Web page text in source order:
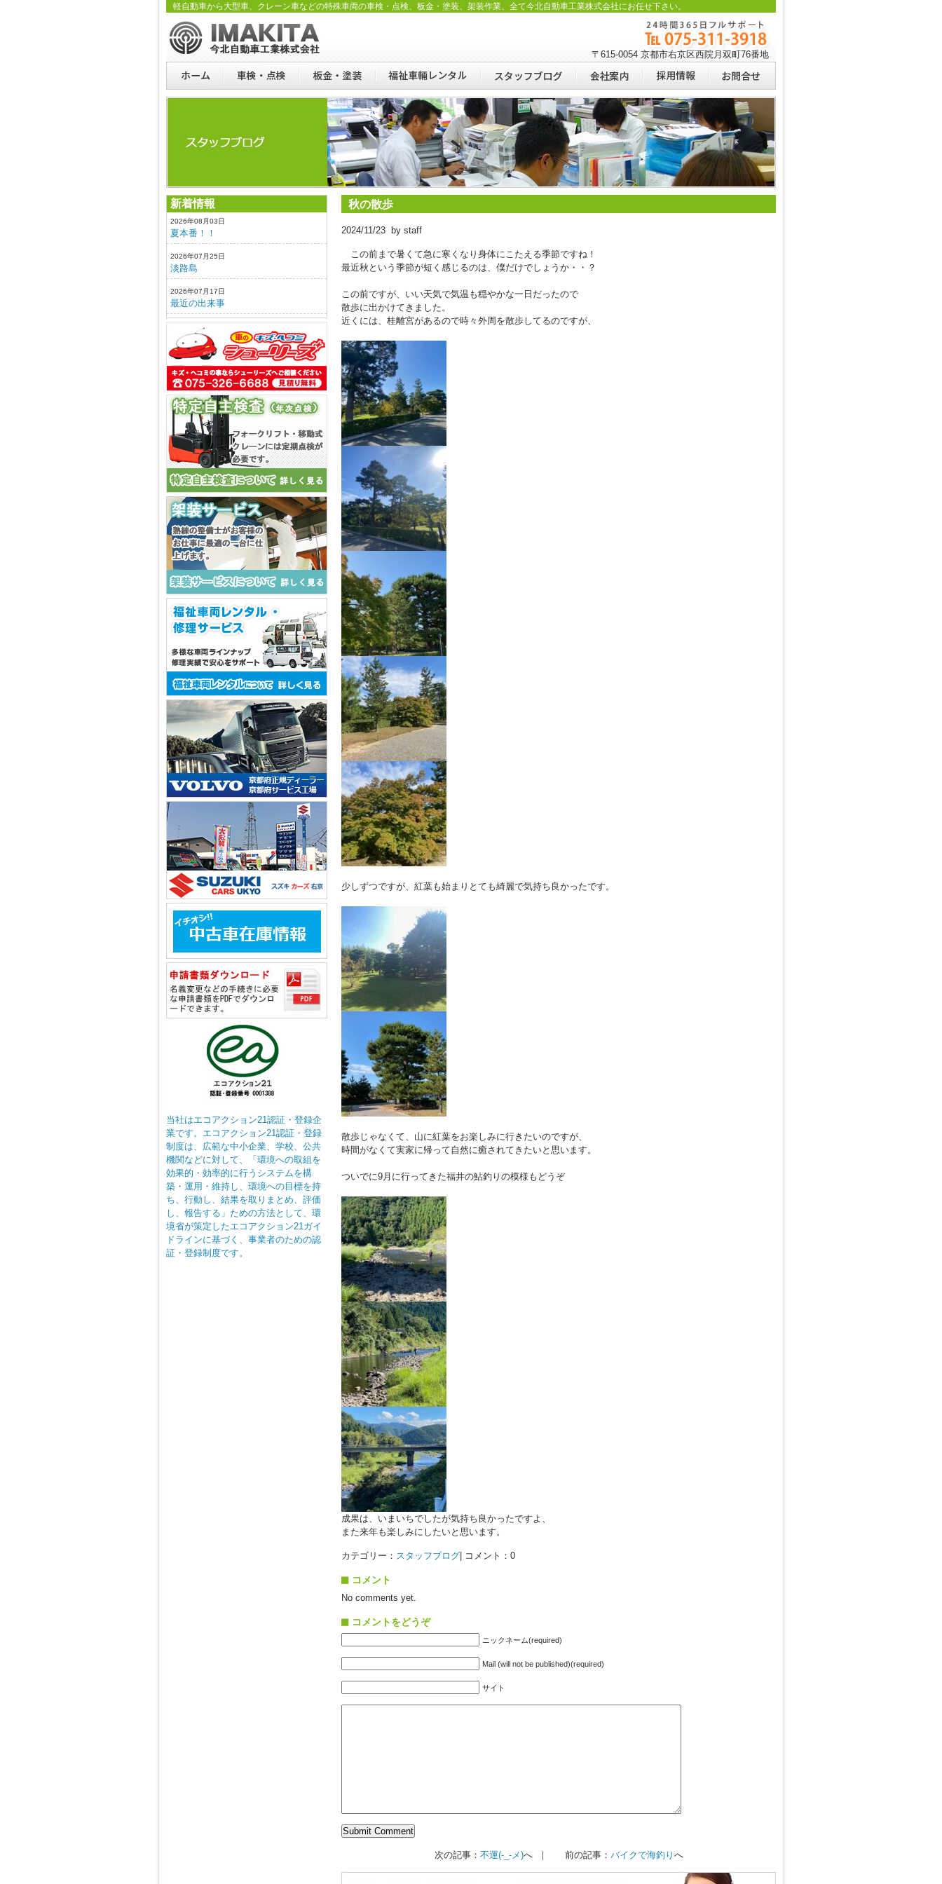
軽自動車から大型車、クレーン車などの特殊車両の車検・点検、板金・塗装、架装作業、全て今北自動車工業株式会社にお任せ下さい。
〒615-0054 京都市右京区西院月双町76番地
新着情報
2026年08月03日
夏本番！！
2026年07月25日
淡路島
2026年07月17日
最近の出来事
当社はエコアクション21認証・登録企
業です。エコアクション21認証・登録
制度は、広範な中小企業、学校、公共
機関などに対して、「環境への取組を
効果的・効率的に行うシステムを構
築・運用・維持し、環境への目標を持
ち、行動し、結果を取りまとめ、評価
し、報告する」ための方法として、環
境省が策定したエコアクション21ガイ
ドラインに基づく、事業者のための認
証・登録制度です。
秋の散歩
2024/11/23 by staff
この前まで暑くて急に寒くなり身体にこたえる季節ですね！
最近秋という季節が短く感じるのは、僕だけでしょうか・・？
この前ですが、いい天気で気温も穏やかな一日だったので
散歩に出かけてきました。
近くには、桂離宮があるので時々外周を散歩してるのですが、
少しずつですが、紅葉も始まりとても綺麗で気持ち良かったです。
散歩じゃなくて、山に紅葉をお楽しみに行きたいのですが、
時間がなくて実家に帰って自然に癒されてきたいと思います。
ついでに9月に行ってきた福井の鮎釣りの模様もどうぞ
成果は、いまいちでしたが気持ち良かったですよ、
また来年も楽しみにしたいと思います。
カテゴリー： スタッフブログ | コメント：0
コメント
No comments yet.
コメントをどうぞ
ニックネーム(required)
Mail (will not be published)(required)
サイト
次の記事： 不運(-_-メ)へ ｜ 前の記事： バイクで海釣り へ